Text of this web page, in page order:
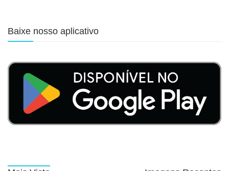
Baixe nosso aplicativo